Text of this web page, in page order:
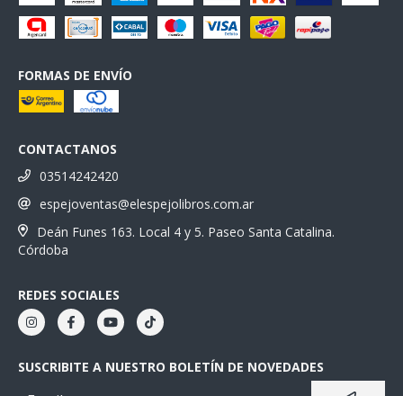
FORMAS DE ENVÍO
CONTACTANOS
03514242420
espejoventas@elespejolibros.com.ar
Deán Funes 163. Local 4 y 5. Paseo Santa Catalina.
Córdoba
REDES SOCIALES
SUSCRIBITE A NUESTRO BOLETÍN DE NOVEDADES